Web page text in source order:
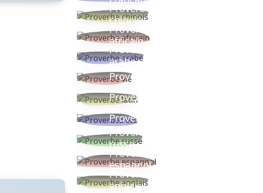
Proverbe
chinois
Proverbe
africain
Proverbe
arabe
Proverbe vie
Proverbe latin
Proverbes ete
Proverbe
russe
Proverbe
espagnol
Proverbe
anglais